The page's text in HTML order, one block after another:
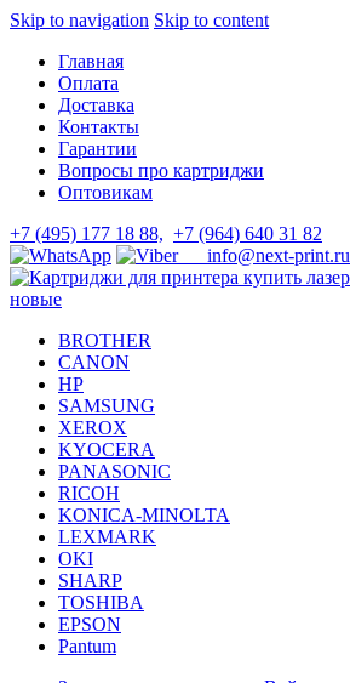
Skip to navigation Skip to content
Главная
Оплата
Доставка
Контакты
Гарантии
Вопросы про картриджи
Оптовикам
+7 (495) 177 18 88, +7 (964) 640 31 82
info@next-print.ru
BROTHER
CANON
HP
SAMSUNG
XEROX
KYOCERA
PANASONIC
RICOH
KONICA-MINOLTA
LEXMARK
OKI
SHARP
TOSHIBA
EPSON
Pantum